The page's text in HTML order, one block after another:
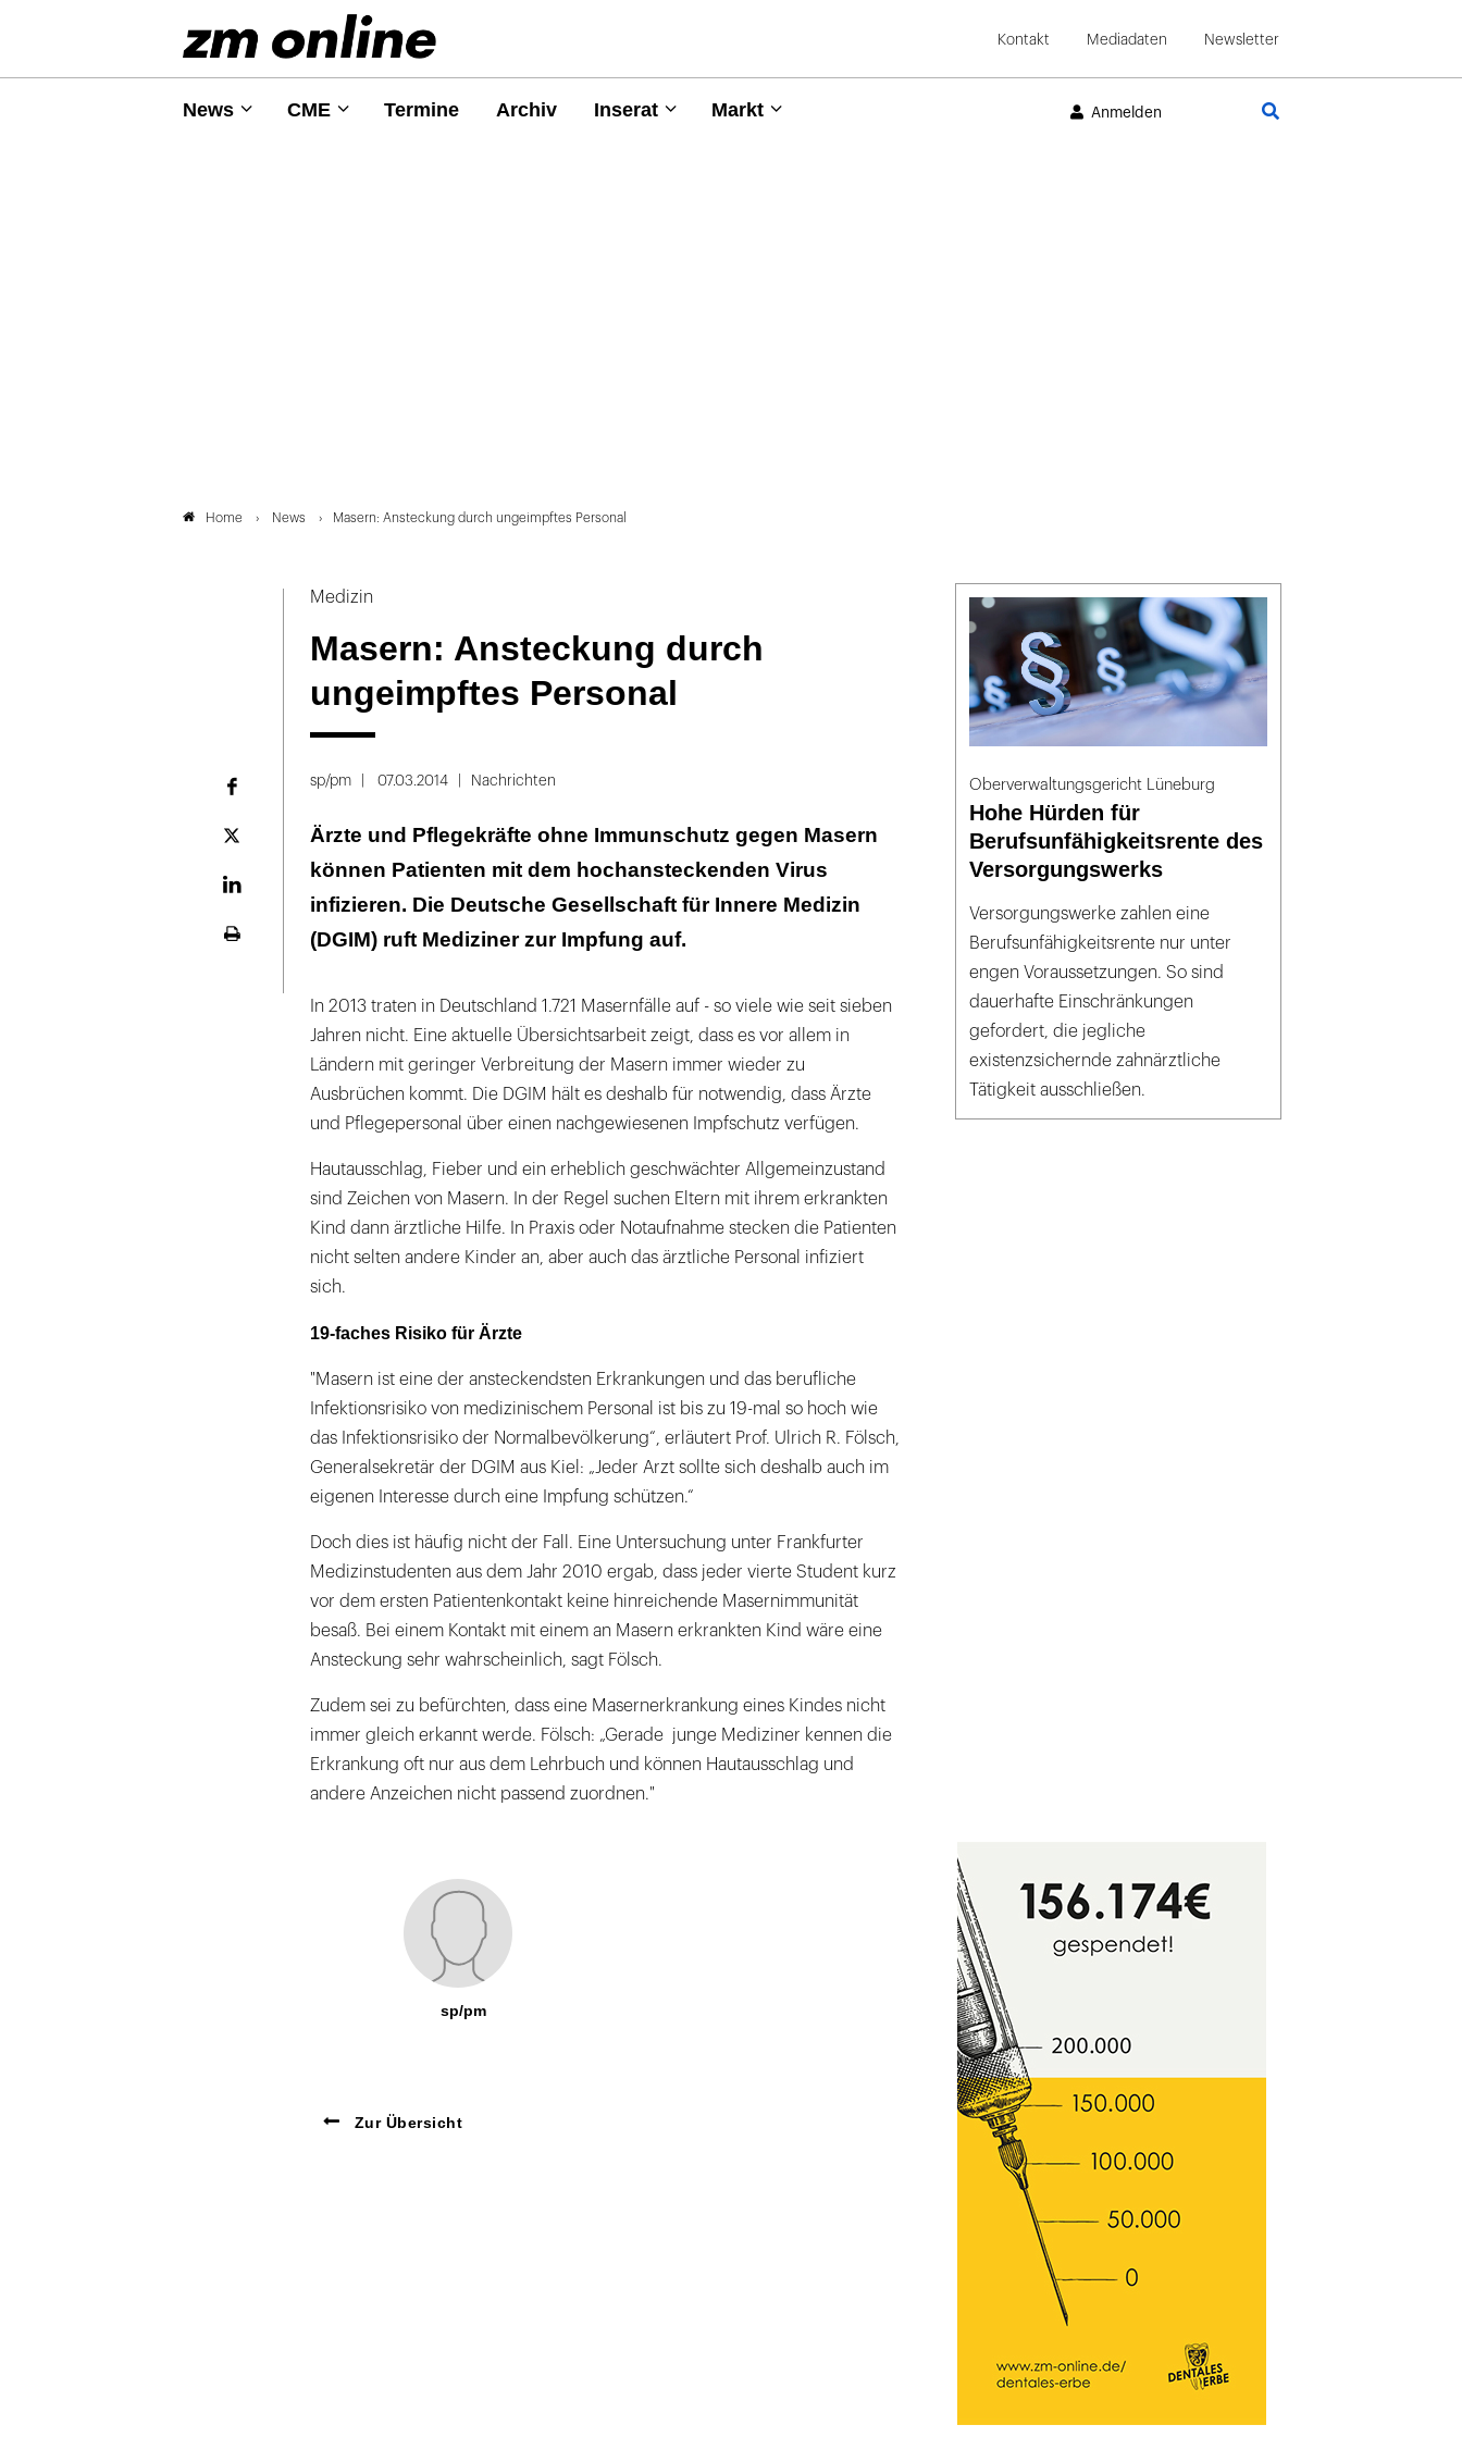
Kontakt Mediadaten Newsletter
News CME Termine Archiv Inserat Markt Anmelden
Home News Masern: Ansteckung durch ungeimpftes Personal
Medizin
Masern: Ansteckung durch
ungeimpftes Personal
Plattform
sp/pm 07.03.2014 Nachrichten
Ärzte und Pflegekräfte ohne Immunschutz gegen Masern
können Patienten mit dem hochansteckenden Virus
infizieren. Die Deutsche Gesellschaft für Innere Medizin
(DGIM) ruft Mediziner zur Impfung auf.
In 2013 traten in Deutschland 1.721 Masernfälle auf - so viele wie seit sieben
Jahren nicht. Eine aktuelle Übersichtsarbeit zeigt, dass es vor allem in
Ländern mit geringer Verbreitung der Masern immer wieder zu
Ausbrüchen kommt. Die DGIM hält es deshalb für notwendig, dass Ärzte
und Pflegepersonal über einen nachgewiesenen Impfschutz verfügen.
Hautausschlag, Fieber und ein erheblich geschwächter Allgemeinzustand
sind Zeichen von Masern. In der Regel suchen Eltern mit ihrem erkrankten
Kind dann ärztliche Hilfe. In Praxis oder Notaufnahme stecken die Patienten
nicht selten andere Kinder an, aber auch das ärztliche Personal infiziert
sich.
19-faches Risiko für Ärzte
"Masern ist eine der ansteckendsten Erkrankungen und das berufliche
Infektionsrisiko von medizinischem Personal ist bis zu 19-mal so hoch wie
das Infektionsrisiko der Normalbevölkerung“, erläutert Prof. Ulrich R. Fölsch,
Generalsekretär der DGIM aus Kiel: „Jeder Arzt sollte sich deshalb auch im
eigenen Interesse durch eine Impfung schützen.“
Doch dies ist häufig nicht der Fall. Eine Untersuchung unter Frankfurter
Medizinstudenten aus dem Jahr 2010 ergab, dass jeder vierte Student kurz
vor dem ersten Patientenkontakt keine hinreichende Masernimmunität
besaß. Bei einem Kontakt mit einem an Masern erkrankten Kind wäre eine
Ansteckung sehr wahrscheinlich, sagt Fölsch.
Zudem sei zu befürchten, dass eine Masernerkrankung eines Kindes nicht
immer gleich erkannt werde. Fölsch: „Gerade junge Mediziner kennen die
Erkrankung oft nur aus dem Lehrbuch und können Hautausschlag und
andere Anzeichen nicht passend zuordnen."
sp/pm
Zur Übersicht
Oberverwaltungsgericht Lüneburg
Hohe Hürden für
Berufsunfähigkeitsrente des
Versorgungswerks
Versorgungswerke zahlen eine
Berufsunfähigkeitsrente nur unter
engen Voraussetzungen. So sind
dauerhafte Einschränkungen
gefordert, die jegliche
existenzsichernde zahnärztliche
Tätigkeit ausschließen.